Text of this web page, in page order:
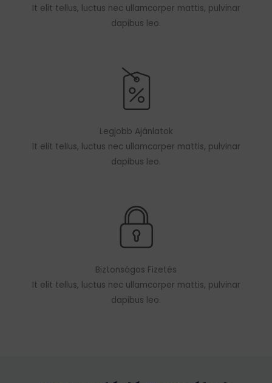
It elit tellus, luctus nec ullamcorper mattis, pulvinar
dapibus leo.
Legjobb Ajánlatok
It elit tellus, luctus nec ullamcorper mattis, pulvinar
dapibus leo.
Biztonságos Fizetés
It elit tellus, luctus nec ullamcorper mattis, pulvinar
dapibus leo.